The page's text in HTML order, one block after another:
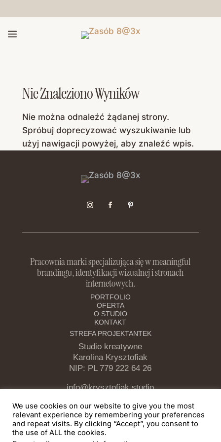
a
Nie Znaleziono Wyników
Nie można odnaleźć żądanej strony.
Spróbuj doprecyzować wyszukiwanie lub
użyj nawigacji powyżej, aby znaleźć wpis.
Pracownia marki specjalizująca się w meaningful
brandingu, identyfikacji wizualnej i stronach
internetowych.
PORTFOLIO
OFERTA
O STUDIO
KONTAKT
STREFA PROJEKTANTEK
Studio kreatywne
Karolina Krysztofiak
NIP: PL 779 222 64 26
info@krysztofiak.studio
Domeny i Hosting
Kreator stron www
Mockupy
We use cookies on our website to give you the most
relevant experience by remembering your preferences
and repeat visits. By clicking “Accept”, you consent to
the use of ALL the cookies.